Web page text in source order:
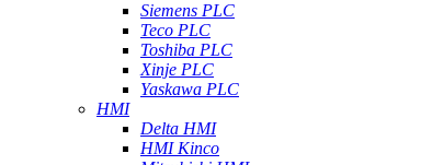
Siemens PLC
Teco PLC
Toshiba PLC
Xinje PLC
Yaskawa PLC
HMI
Delta HMI
HMI Kinco